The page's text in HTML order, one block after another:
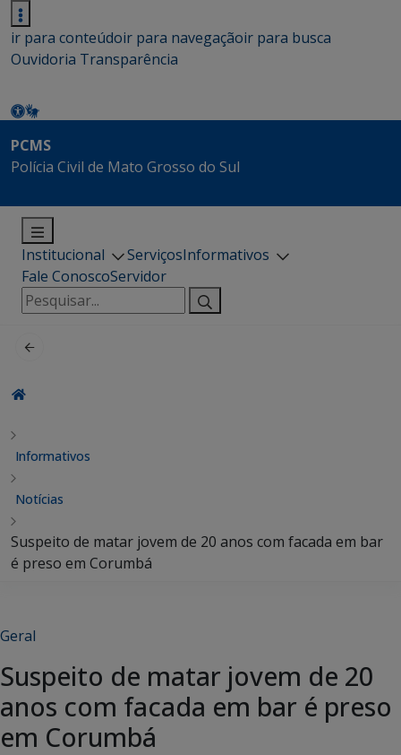
ir para conteúdoir para navegaçãoir para busca
Ouvidoria Transparência
PCMS
Polícia Civil de Mato Grosso do Sul
Institucional ServiçosInformativos
Fale ConoscoServidor
Pesquisar
por:
Informativos
Notícias
Suspeito de matar jovem de 20 anos com facada em bar
é preso em Corumbá
Geral
Suspeito de matar jovem de 20
anos com facada em bar é preso
em Corumbá